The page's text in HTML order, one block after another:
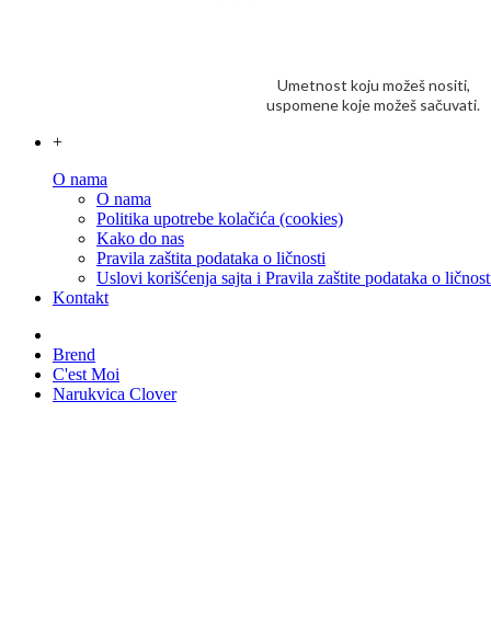
Umetnost koju možeš nositi,
uspomene koje možeš sačuvati.
+
O nama
O nama
Politika upotrebe kolačića (cookies)
Kako do nas
Pravila zaštita podataka o ličnosti
Uslovi korišćenja sajta i Pravila zaštite podataka o
Kontakt
Brend
C'est Moi
Narukvica Clover